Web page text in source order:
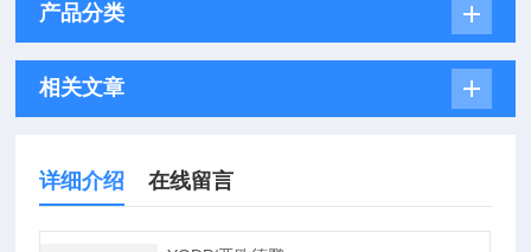
产品分类
相关文章
详细介绍 在线留言